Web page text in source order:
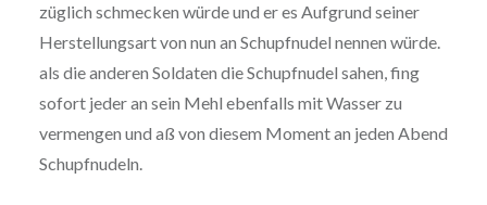
züg­lich schmecken würde und er es Aufgrund seiner
Her­stel­lungs­art von nun an Schupf­nu­del nennen würde.
als die anderen Soldaten die Schupf­nu­del sahen, fing
sofort jeder an sein Mehl ebenfalls mit Wasser zu
vermengen und aß von diesem Moment an jeden Abend
Schupfnudeln.